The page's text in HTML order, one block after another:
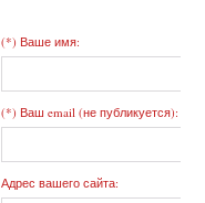
(*) Ваше имя:
(*) Ваш email (не публикуется):
Адрес вашего сайта: